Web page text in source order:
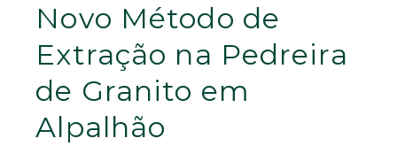
Novo Método de
Extração na Pedreira
de Granito em
Alpalhão